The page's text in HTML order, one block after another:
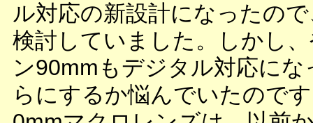
ル対応の新設計になったの
検討していました。しかし
ン90mmもデジタル対応に
らにするか悩んでいたので